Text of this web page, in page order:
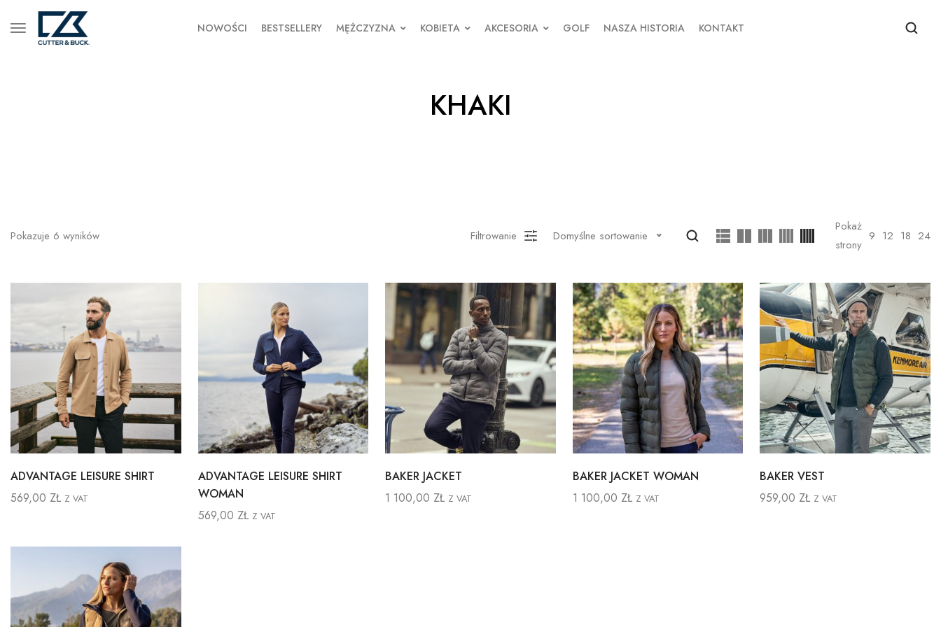
NOWOŚCI BESTSELLERY MĘŻCZYZNA KOBIETA AKCESORIA GOLF NASZA HISTORIA KONTAKT
KHAKI
Pokazuje 6 wyników Filtrowanie Domyślne sortowanie
Pokaż
strony
9 12 18 24
ADVANTAGE LEISURE SHIRT
569,00 ZŁ Z VAT
ADVANTAGE LEISURE SHIRT
WOMAN
569,00 ZŁ Z VAT
BAKER JACKET
1 100,00 ZŁ Z VAT
BAKER JACKET WOMAN
1 100,00 ZŁ Z VAT
BAKER VEST
959,00 ZŁ Z VAT